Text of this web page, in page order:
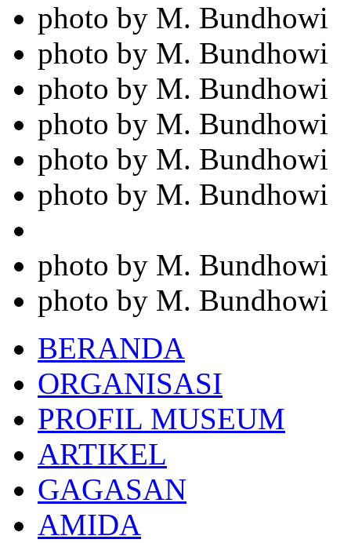
photo by M. Bundhowi
photo by M. Bundhowi
photo by M. Bundhowi
photo by M. Bundhowi
photo by M. Bundhowi
photo by M. Bundhowi
photo by M. Bundhowi
photo by M. Bundhowi
BERANDA
ORGANISASI
PROFIL MUSEUM
ARTIKEL
GAGASAN
AMIDA